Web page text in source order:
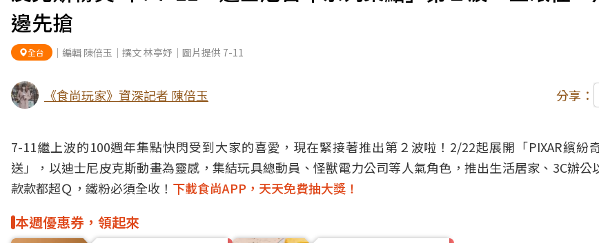
邊先搶
全台 ｜編輯 陳倍玉｜撰文 林亭妤｜圖片提供 7-11
《食尚玩家》資深記者 陳倍玉 分享：
7-11繼上波的100週年集點快閃受到大家的喜愛，現在緊接著推出第２波啦！2/22起展開「PIXAR繽紛
送」，以迪士尼皮克斯動畫為靈感，集結玩具總動員、怪獸電力公司等人氣角色，推出生活居家、3C辦公
款款都超Ｑ，鐵粉必須全收！ 下載食尚APP，天天免費抽大獎！
本週優惠券，領起來